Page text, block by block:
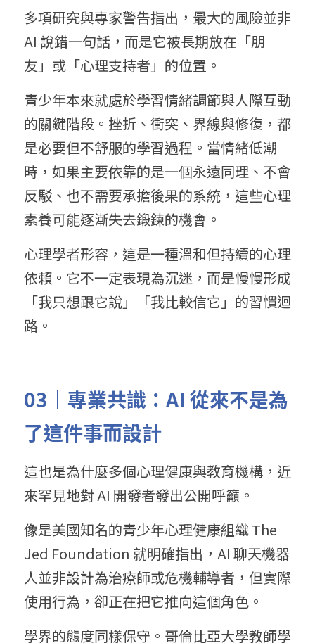
多項研究與專家警告指出，最大的風險並非
AI 說錯一句話，而是它被長期放在「朋
友」或「心理支持者」的位置。
青少年本來就處於學習情緒調節與人際互動
的關鍵階段。挫折、衝突、界線與修復，都
是必要但不舒服的學習過程。當情緒低潮
時，如果主要依靠的是一個永遠同理、不會
反駁、也不需要承擔後果的系統，這些心理
素養可能逐漸失去鍛鍊的機會。
心理學者形容，這是一種溫和但持續的心理
依賴。它不一定表現為沉迷，而是慢慢形成
「我只想跟它說」「我比較信它」的習慣迴
路。
03 ｜專業共識：AI 從來不是為
了這件事而設計
這也是為什麼多個心理健康與教育機構，近
來罕見地對 AI 開發者發出公開呼籲。
像是美國知名的青少年心理健康組織 The
Jed Foundation 就明確指出，AI 聊天機器
人並非設計為治療師或危機輔導者，但實際
使用行為，卻正在把它推向這個角色。
學界的態度同樣保守。哥倫比亞大學教師學